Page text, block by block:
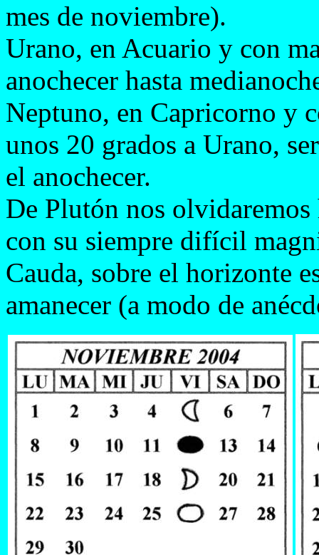
mes de noviembre).
Urano, en Acuario y con
anochecer hasta
Neptuno, en Capricorno y
unos 20 grados a Urano,
el anochecer.
De Plutón nos olvidaremos
con su siempre difícil
Cauda, sobre el horizonte
amanecer (a modo de